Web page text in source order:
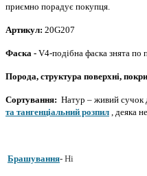
приємно порадує покупця.
Артикул: 20G207
Фаска - V4-подібна фаска знята
Порода, структура поверхні,
Сортування: Натур – живий сучок
та тангенціальний розпил , деяка
Брашування- Ні